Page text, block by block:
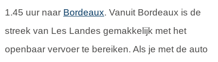
1.45 uur naar Bordeaux. Vanuit Bordeaux is de
streek van Les Landes gemakkelijk met het
openbaar vervoer te bereiken. Als je met de auto